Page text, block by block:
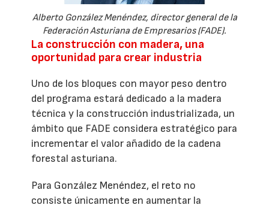
Alberto González Menéndez, director general de la
Federación Asturiana de Empresarios (FADE).
La construcción con madera, una
oportunidad para crear industria
Uno de los bloques con mayor peso dentro
del programa estará dedicado a la madera
técnica y la construcción industrializada, un
ámbito que FADE considera estratégico para
incrementar el valor añadido de la cadena
forestal asturiana.
Para González Menéndez, el reto no
consiste únicamente en aumentar la